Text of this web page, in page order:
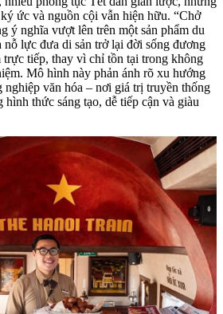
ức và nguồn cội vẫn hiện hữu. “Chở
ý nghĩa vượt lên trên một sản phẩm du
lực đưa di sản trở lại đời sống đương
trực tiếp, thay vì chỉ tồn tại trong không
Mô hình này phản ánh rõ xu hướng
nghiệp văn hóa – nơi giá trị truyền thống
thức sáng tạo, dễ tiếp cận và giàu